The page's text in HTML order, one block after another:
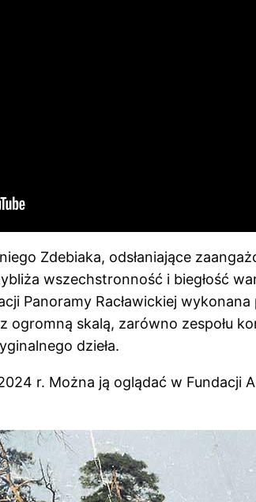
Zdebiaka, odsłaniające
wszechstronność i biegłość
Panoramy Racławickiej
ogromną skalą, zarówno zespołu
dzieła.
r. Można ją oglądać w Fundacji